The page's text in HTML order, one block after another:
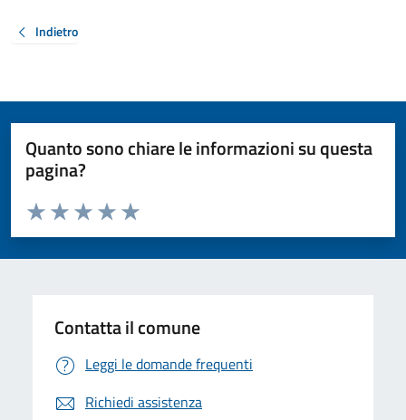
Indietro
Quanto sono chiare le informazioni su questa
pagina?
Valuta da 1 a 5 stelle la pagina
Valuta 5 stelle su 5
Valuta 4 stelle su 5
Valuta 3 stelle su 5
Valuta 2 stelle su 5
Valuta 1 stelle su 5
Contatta il comune
Leggi le domande frequenti
Richiedi assistenza